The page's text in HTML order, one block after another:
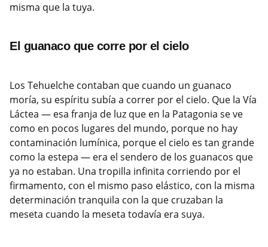
misma que la tuya.
El guanaco que corre por el cielo
Los Tehuelche contaban que cuando un guanaco
moría, su espíritu subía a correr por el cielo. Que la Vía
Láctea — esa franja de luz que en la Patagonia se ve
como en pocos lugares del mundo, porque no hay
contaminación lumínica, porque el cielo es tan grande
como la estepa — era el sendero de los guanacos que
ya no estaban. Una tropilla infinita corriendo por el
firmamento, con el mismo paso elástico, con la misma
determinación tranquila con la que cruzaban la
meseta cuando la meseta todavía era suya.